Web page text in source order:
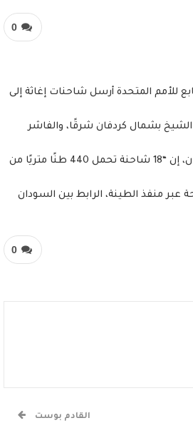
0
للأمم المتحدة أرسل شاحنات إغاثة إلى
الشيخ بشمال كردفان شرقًا، والفاشر
وقال منسق الشؤون الإنسانية في حكومة الإقليم، عبد الباقي محمد حامد، في بيان، إن “18 شاحنة تحمل 440 طنًا متريًا من
عبر منفذ الطينة، الرابط بين السودان
0
القادم بوست